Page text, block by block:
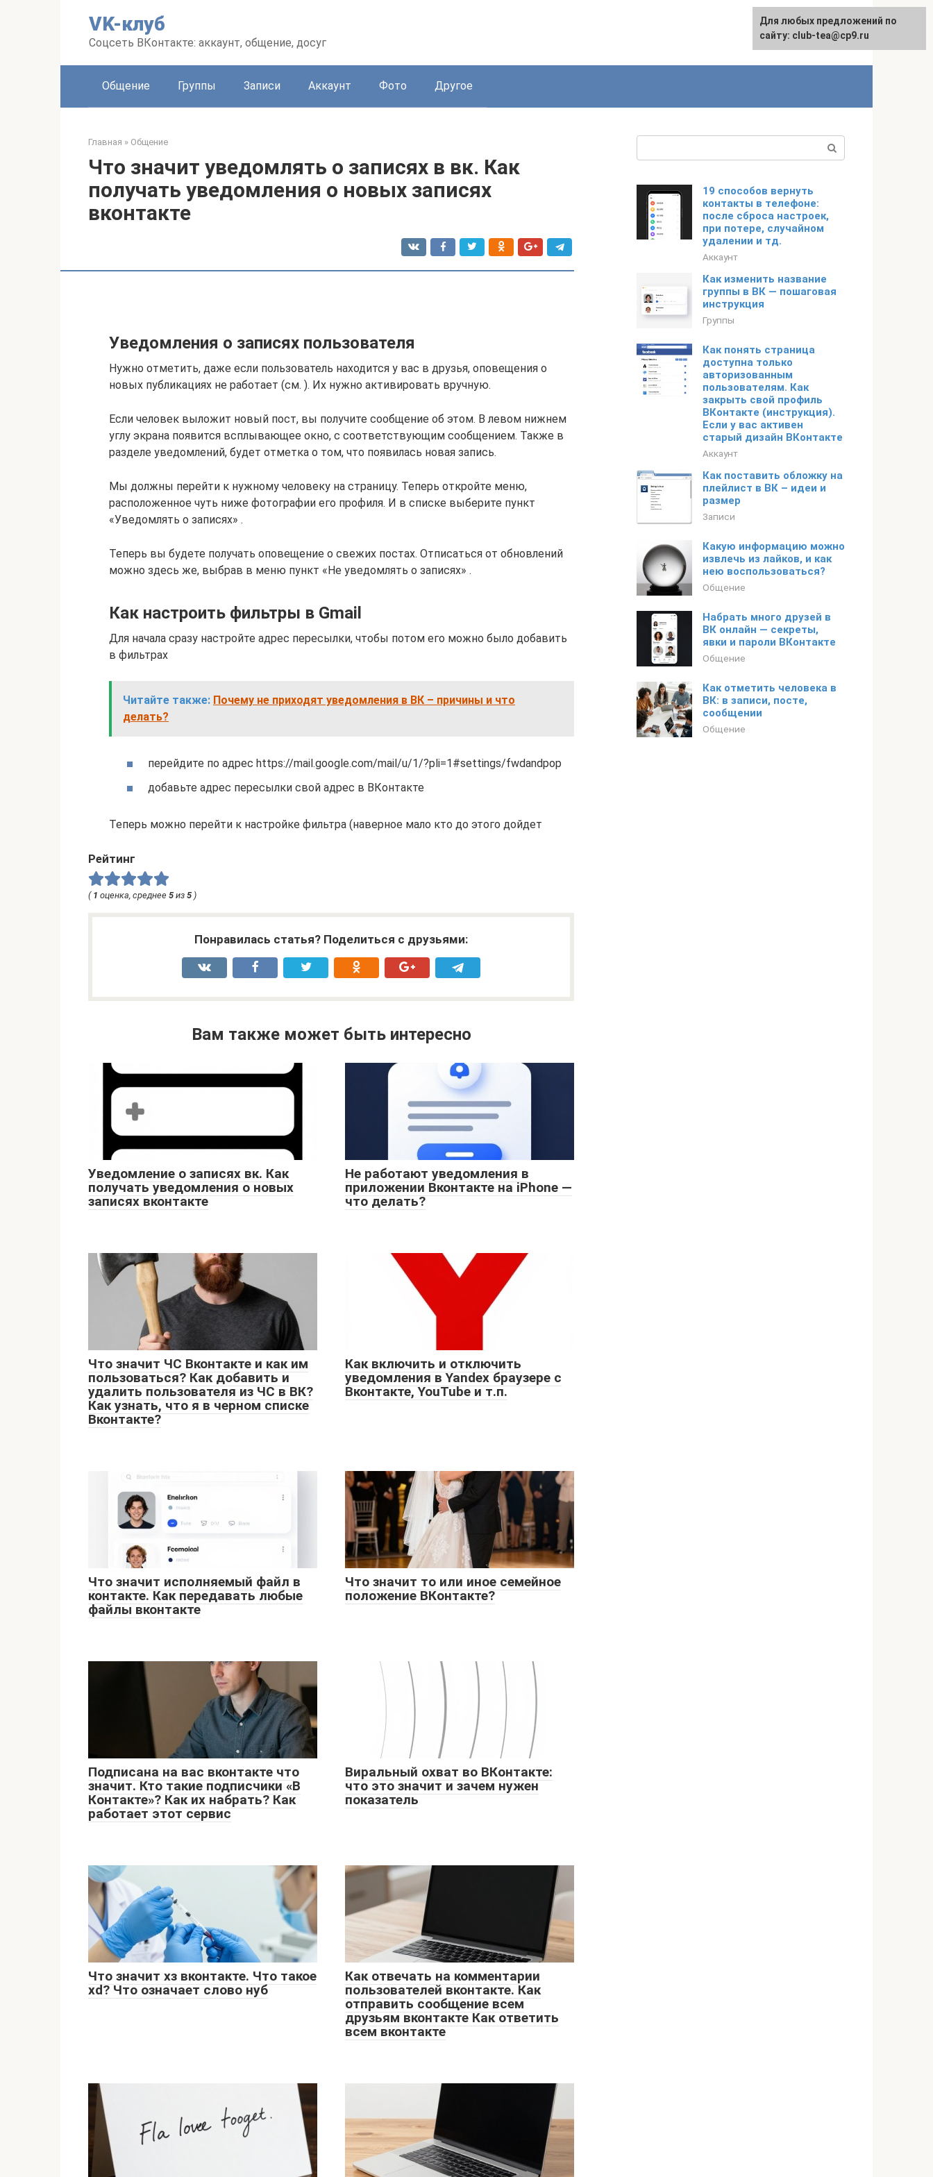
VK-клуб
Соцсеть ВКонтакте: аккаунт, общение, досуг
Общение Группы Записи Аккаунт Фото Другое
Главная » Общение
Что значит уведомлять о записях в вк. Как
получать уведомления о новых записях
вконтакте
Уведомления о записях пользователя
Нужно отметить, даже если пользователь находится у вас в друзья, оповещения о
новых публикациях не работает (см. ). Их нужно активировать вручную.
Если человек выложит новый пост, вы получите сообщение об этом. В левом нижнем
углу экрана появится всплывающее окно, с соответствующим сообщением. Также в
разделе уведомлений, будет отметка о том, что появилась новая запись.
Мы должны перейти к нужному человеку на страницу. Теперь откройте меню,
расположенное чуть ниже фотографии его профиля. И в списке выберите пункт
«Уведомлять о записях» .
Теперь вы будете получать оповещение о свежих постах. Отписаться от обновлений
можно здесь же, выбрав в меню пункт «Не уведомлять о записях» .
Как настроить фильтры в Gmail
Для начала сразу настройте адрес пересылки, чтобы потом его можно было добавить
в фильтрах
Читайте также: Почему не приходят уведомления в ВК – причины и что
делать?
перейдите по адрес https://mail.google.com/mail/u/1/?pli=1#settings/fwdandpop
добавьте адрес пересылки свой адрес в ВКонтакте
Теперь можно перейти к настройке фильтра (наверное мало кто до этого дойдет
Рейтинг
( 1 оценка, среднее 5 из 5 )
Понравилась статья? Поделиться с друзьями:
Вам также может быть интересно
Уведомление о записях вк. Как
получать уведомления о новых
записях вконтакте
Не работают уведомления в
приложении Вконтакте на iPhone —
что делать?
Что значит ЧС Вконтакте и как им
пользоваться? Как добавить и
удалить пользователя из ЧС в ВК?
Как узнать, что я в черном списке
Вконтакте?
Как включить и отключить
уведомления в Yandex браузере с
Вконтакте, YouTube и т.п.
Что значит исполняемый файл в
контакте. Как передавать любые
файлы вконтакте
Что значит то или иное семейное
положение ВКонтакте?
Подписана на вас вконтакте что
значит. Кто такие подписчики «В
Контакте»? Как их набрать? Как
работает этот сервис
Виральный охват во ВКонтакте:
что это значит и зачем нужен
показатель
Что значит хз вконтакте. Что такое
xd? Что означает слово нуб
Как отвечать на комментарии
пользователей вконтакте. Как
отправить сообщение всем
друзьям вконтакте Как ответить
всем вконтакте
19 способов вернуть
контакты в телефоне:
после сброса настроек,
при потере, случайном
удалении и тд.
Аккаунт
Как изменить название
группы в ВК — пошаговая
инструкция
Группы
Как понять страница
доступна только
авторизованным
пользователям. Как
закрыть свой профиль
ВКонтакте (инструкция).
Если у вас активен
старый дизайн ВКонтакте
Аккаунт
Как поставить обложку на
плейлист в ВК – идеи и
размер
Записи
Какую информацию можно
извлечь из лайков, и как
нею воспользоваться?
Общение
Набрать много друзей в
ВК онлайн — секреты,
явки и пароли ВКонтакте
Общение
Как отметить человека в
ВК: в записи, посте,
сообщении
Общение
Для любых предложений по
сайту: club-tea@cp9.ru